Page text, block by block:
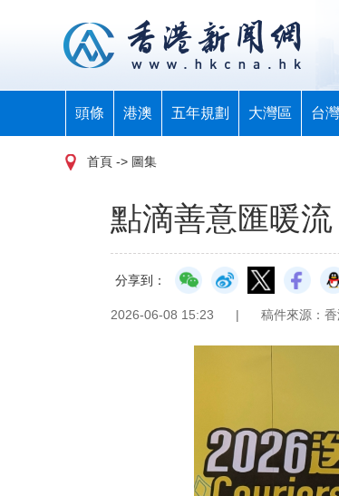
頭條 港澳 五年規劃 大灣區 台灣
首頁 -> 圖集
點滴善意匯暖
分享到：
2026-06-08 15:23 | 稿件來源：